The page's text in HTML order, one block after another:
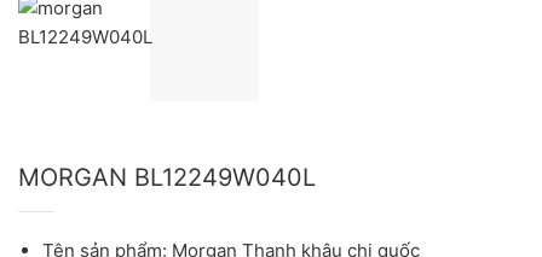
MORGAN BL12249W040L
Tên sản phẩm: Morgan Thanh khâu chi quốc